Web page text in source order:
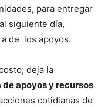
para entregar
siguiente día,
de los apoyos.
deja la
apoyos y recursos
cotidianas de